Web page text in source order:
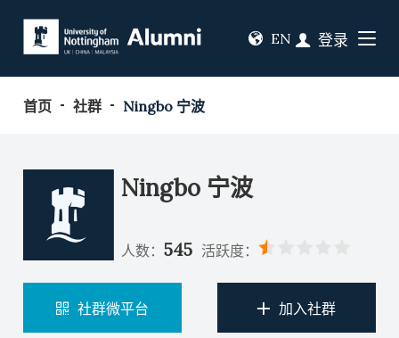
EN 登录
首页 社群 Ningbo 宁波
Ningbo 宁波
人数： 545 活跃度：
社群微平台 加入社群